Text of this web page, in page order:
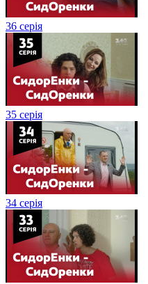
36 серія
35 серія
34 серія